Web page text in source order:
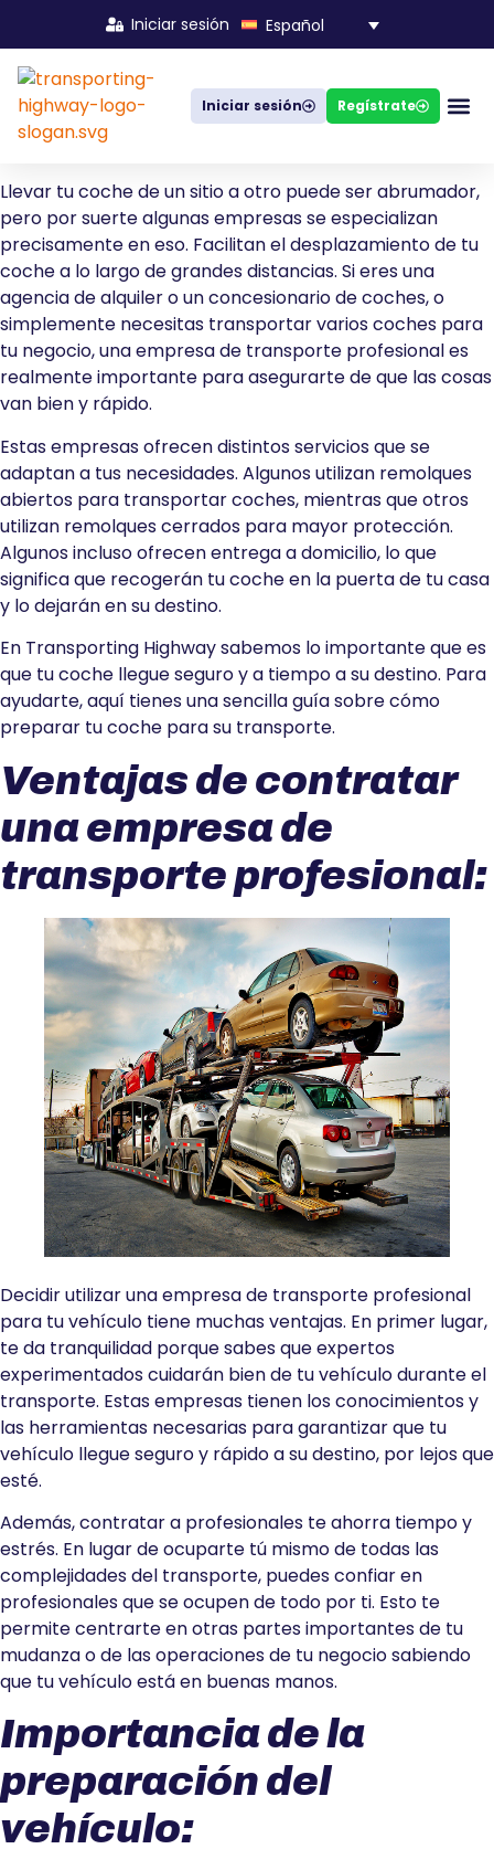
Iniciar sesión Español
Iniciar sesión Regístrate
Llevar tu coche de un sitio a otro puede ser abrumador,
pero por suerte algunas empresas se especializan
precisamente en eso. Facilitan el desplazamiento de tu
coche a lo largo de grandes distancias. Si eres una
agencia de alquiler o un concesionario de coches, o
simplemente necesitas transportar varios coches para
tu negocio, una empresa de transporte profesional es
realmente importante para asegurarte de que las cosas
van bien y rápido.
Estas empresas ofrecen distintos servicios que se
adaptan a tus necesidades. Algunos utilizan remolques
abiertos para transportar coches, mientras que otros
utilizan remolques cerrados para mayor protección.
Algunos incluso ofrecen entrega a domicilio, lo que
significa que recogerán tu coche en la puerta de tu casa
y lo dejarán en su destino.
En Transporting Highway sabemos lo importante que es
que tu coche llegue seguro y a tiempo a su destino. Para
ayudarte, aquí tienes una sencilla guía sobre cómo
preparar tu coche para su transporte.
Ventajas de contratar
una empresa de
transporte profesional:
Decidir utilizar una empresa de transporte profesional
para tu vehículo tiene muchas ventajas. En primer lugar,
te da tranquilidad porque sabes que expertos
experimentados cuidarán bien de tu vehículo durante el
transporte. Estas empresas tienen los conocimientos y
las herramientas necesarias para garantizar que tu
vehículo llegue seguro y rápido a su destino, por lejos que
esté.
Además, contratar a profesionales te ahorra tiempo y
estrés. En lugar de ocuparte tú mismo de todas las
complejidades del transporte, puedes confiar en
profesionales que se ocupen de todo por ti. Esto te
permite centrarte en otras partes importantes de tu
mudanza o de las operaciones de tu negocio sabiendo
que tu vehículo está en buenas manos.
Importancia de la
preparación del
vehículo: